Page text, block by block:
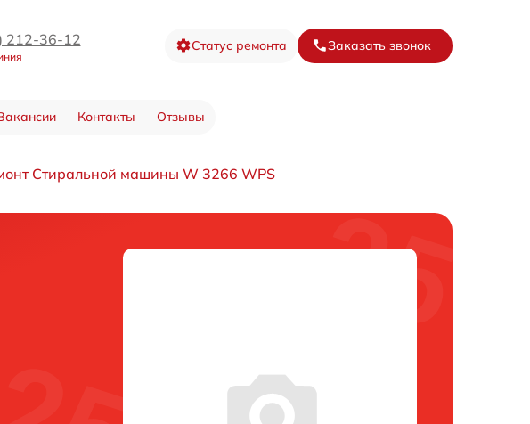
212-36-12 Статус ремонта Заказать звонок
Контакты Отзывы
Стиральной машины W 3266 WPS